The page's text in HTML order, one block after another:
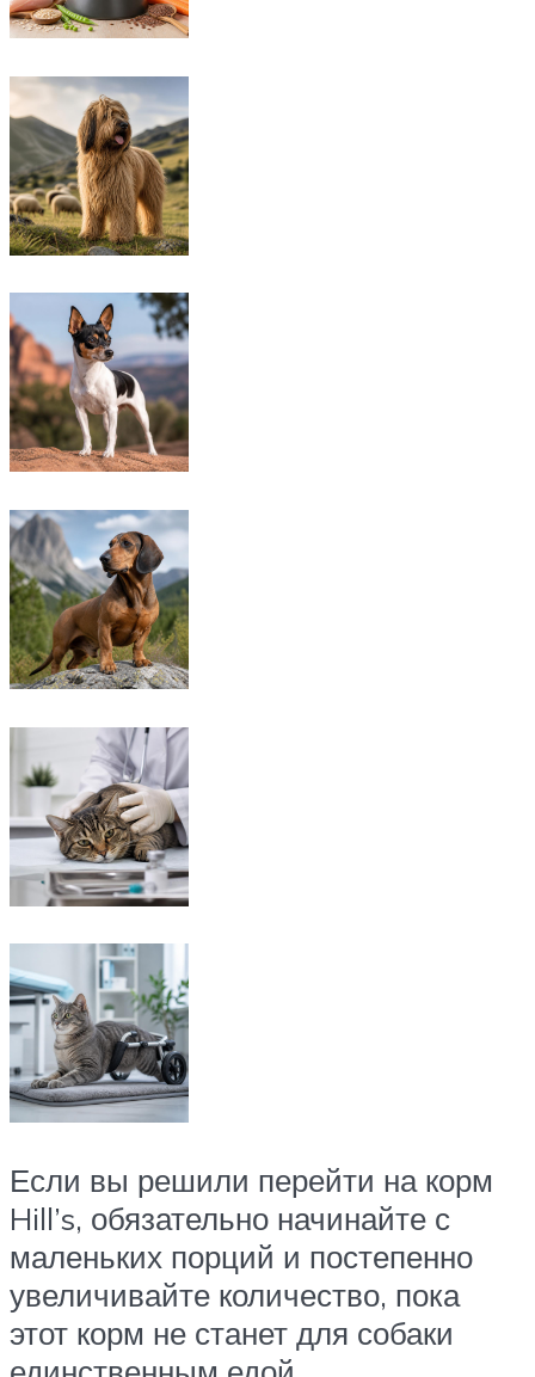
Если вы решили перейти на корм
Hill’s, обязательно начинайте с
маленьких порций и постепенно
увеличивайте количество, пока
этот корм не станет для собаки